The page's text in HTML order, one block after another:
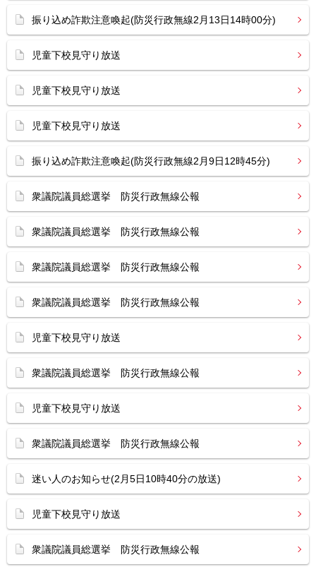
振り込め詐欺注意喚起(防災行政無線2月13日14時00分)
児童下校見守り放送
児童下校見守り放送
児童下校見守り放送
振り込め詐欺注意喚起(防災行政無線2月9日12時45分)
衆議院議員総選挙 防災行政無線公報
衆議院議員総選挙 防災行政無線公報
衆議院議員総選挙 防災行政無線公報
衆議院議員総選挙 防災行政無線公報
児童下校見守り放送
衆議院議員総選挙 防災行政無線公報
児童下校見守り放送
衆議院議員総選挙 防災行政無線公報
迷い人のお知らせ(2月5日10時40分の放送)
児童下校見守り放送
衆議院議員総選挙 防災行政無線公報